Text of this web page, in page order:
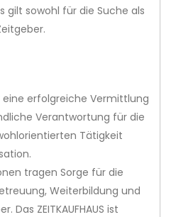
gilt sowohl für die Suche als
eine erfolgreiche Vermittlung
Verantwortung für die
Tätigkeit
tragen Sorge für die
Weiterbildung und
Das ZEITKAUFHAUS ist